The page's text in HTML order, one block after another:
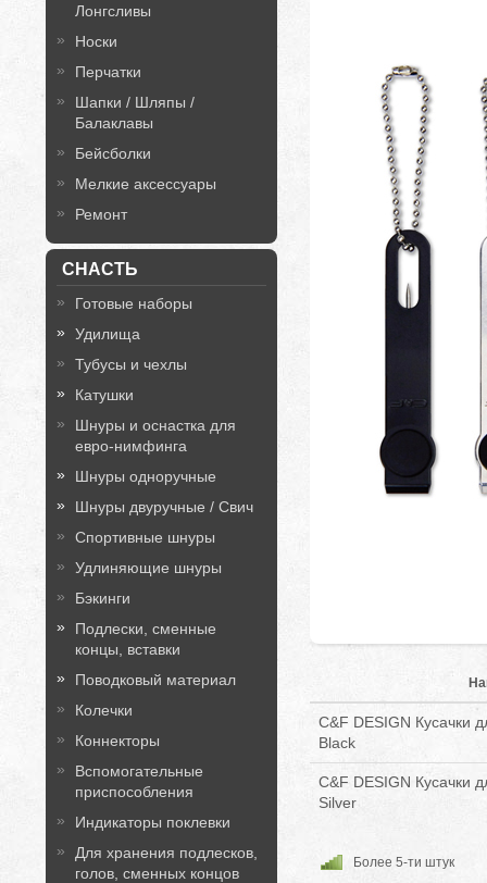
Лонгсливы
Носки
Перчатки
Шапки / Шляпы /
Балаклавы
Бейсболки
Мелкие аксессуары
Ремонт
СНАСТЬ
Готовые наборы
Удилища
Тубусы и чехлы
Катушки
Шнуры и оснастка для
евро-нимфинга
Шнуры одноручные
Шнуры двуручные / Свич
Спортивные шнуры
Удлиняющие шнуры
Бэкинги
Подлески, сменные
концы, вставки
Поводковый материал
Колечки
Коннекторы
Вспомогательные
приспособления
Индикаторы поклевки
Для хранения подлесков,
голов, сменных концов
C&F DESIGN Кусачки
Black
C&F DESIGN Кусачки
Silver
Более 5-ти штук